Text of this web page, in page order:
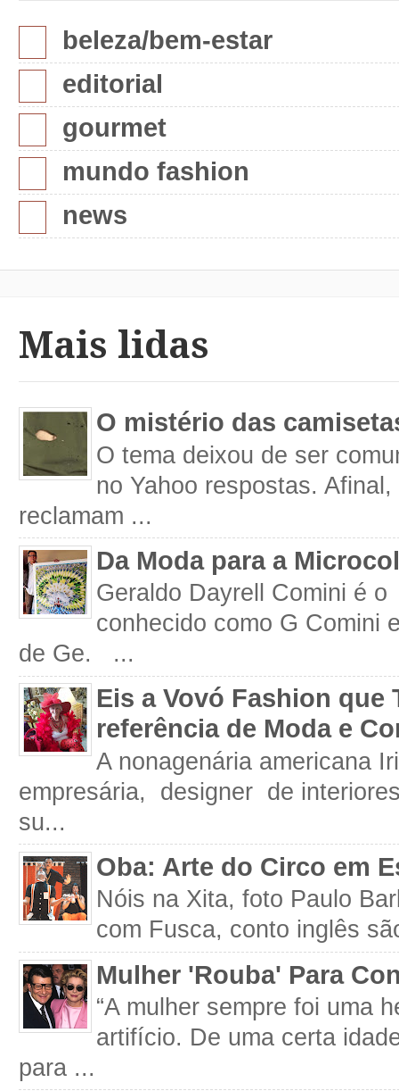
beleza/bem-estar
editorial
gourmet
mundo fashion
news
Mais lidas
O mistério das
O tema deixou de ser
no Yahoo respostas.
reclamam ...
Da Moda para a
Geraldo Dayrell Comini é
conhecido como G Comini
de Ge. ...
Eis a Vovó Fashion que
referência de Moda e
A nonagenária americana
empresária, designer de
su...
Oba: Arte do Circo em
Nóis na Xita, foto Paulo
com Fusca, conto inglês
Mulher 'Rouba' Para
“A mulher sempre foi uma
artifício. De uma certa
para ...